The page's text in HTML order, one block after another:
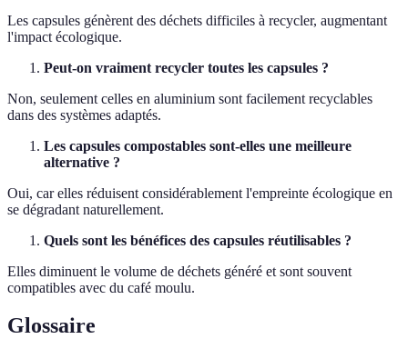
Les capsules génèrent des déchets difficiles à recycler, augmentant
l'impact écologique.
Peut-on vraiment recycler toutes les capsules ?
Non, seulement celles en aluminium sont facilement recyclables
dans des systèmes adaptés.
Les capsules compostables sont-elles une meilleure
alternative ?
Oui, car elles réduisent considérablement l'empreinte écologique en
se dégradant naturellement.
Quels sont les bénéfices des capsules réutilisables ?
Elles diminuent le volume de déchets généré et sont souvent
compatibles avec du café moulu.
Glossaire